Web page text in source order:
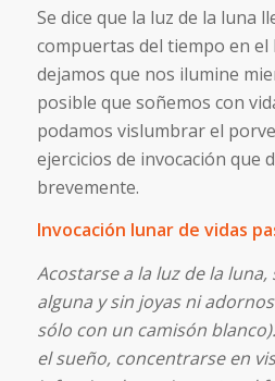
Se dice que la luz de la luna
compuertas del tiempo en el
dejamos que nos ilumine
posible que soñemos con
podamos vislumbrar el
ejercicios de invocación que
brevemente.
Invocación lunar de vidas
Acostarse a la luz de la
alguna y sin joyas ni
sólo con un camisón
el sueño, concentrarse en